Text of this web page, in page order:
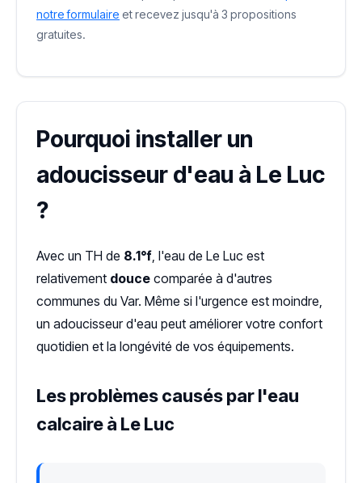
notre formulaire et recevez jusqu'à 3 propositions
gratuites.
Pourquoi installer un
adoucisseur d'eau à Le Luc
?
Avec un TH de 8.1°f , l'eau de Le Luc est
relativement douce comparée à d'autres
communes du Var. Même si l'urgence est moindre,
un adoucisseur d'eau peut améliorer votre confort
quotidien et la longévité de vos équipements.
Les problèmes causés par l'eau
calcaire à Le Luc